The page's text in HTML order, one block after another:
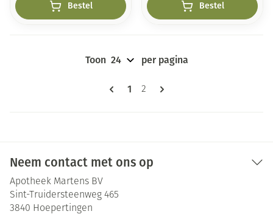
Bestel Bestel
Pagina's
U lees momenteel pagina
1 Pagina
2
Toon per pagina
Neem contact met ons op
Apotheek Martens BV
Sint-Truidersteenweg 465
3840 Hoepertingen